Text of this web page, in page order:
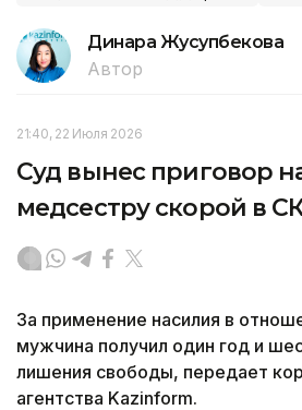
Динара Жусупбекова
Автор
21:40, 22 Июля 2026
Суд вынес приговор
медсестру скорой в
За применение насилия в
мужчина получил один год и
лишения свободы, передает
агентства Kazinform.